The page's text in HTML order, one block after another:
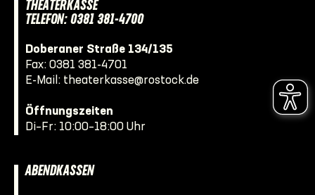
THEATERKASSE
TELEFON: 0381 381-4700
Doberaner Straße 134/135
Fax: 0381 381-4701
E-Mail: theaterkasse@rostock.de
Öffnungszeiten
Di–Fr: 10:00–18:00 Uhr
ABENDKASSEN